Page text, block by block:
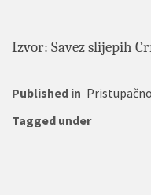
Izvor: Savez slijepih
Published in
Tagged under